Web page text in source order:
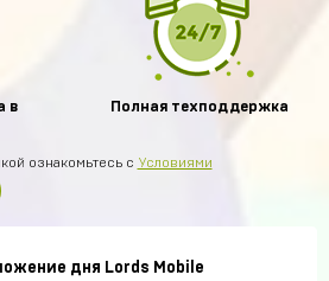
в
Полная техподдержка
ознакомьтесь с Условиями
дня Lords Mobile